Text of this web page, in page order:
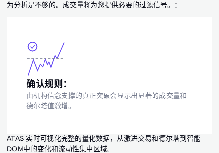
为分析是不够的。成交量将为您提供必要的过滤信号。：
确认规则：
由机构信念支撑的真正突破会显示出显著的成交量和
德尔塔值激增。
ATAS 实时可视化完整的量化数据，从激进交易和德尔塔到智能
DOM中的变化和流动性集中区域。